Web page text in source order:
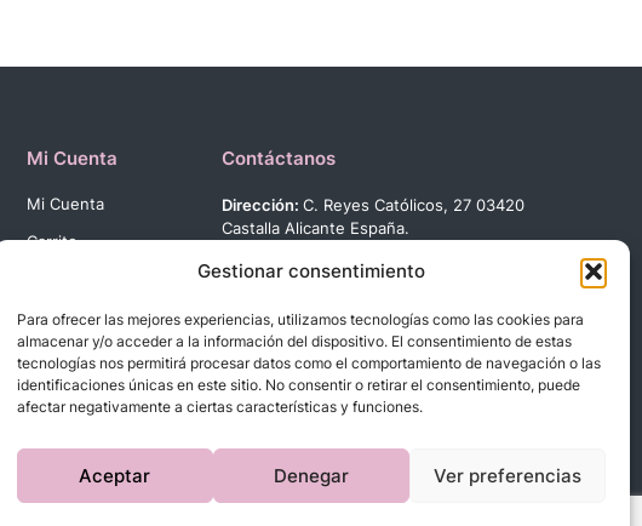
Gestionar consentimiento
Para ofrecer las mejores experiencias, utilizamos tecnologías como las cookies para
almacenar y/o acceder a la información del dispositivo. El consentimiento de estas
tecnologías nos permitirá procesar datos como el comportamiento de navegación o las
identificaciones únicas en este sitio. No consentir o retirar el consentimiento, puede
afectar negativamente a ciertas características y funciones.
Aceptar Denegar Ver preferencias
Mi Cuenta
Mi Cuenta
Carrito
Contáctanos
Dirección:C. Reyes Católicos, 27 03420
Castalla Alicante España.
Correo: info@dbebes.net
Síguenos en las redes sociales